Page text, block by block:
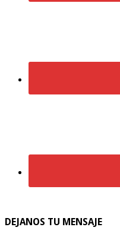
DEJANOS TU MENSAJE